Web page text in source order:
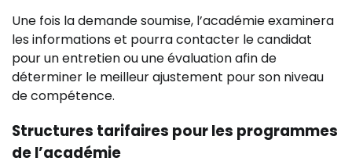
Une fois la demande soumise, l’académie examinera
les informations et pourra contacter le candidat
pour un entretien ou une évaluation afin de
déterminer le meilleur ajustement pour son niveau
de compétence.
Structures tarifaires pour les programmes
de l’académie